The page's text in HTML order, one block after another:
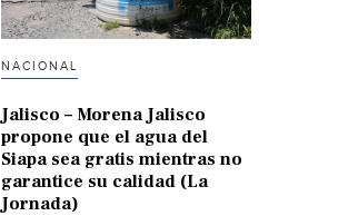
NACIONAL
Jalisco – Morena Jalisco
propone que el agua del
Siapa sea gratis mientras no
garantice su calidad (La
Jornada)